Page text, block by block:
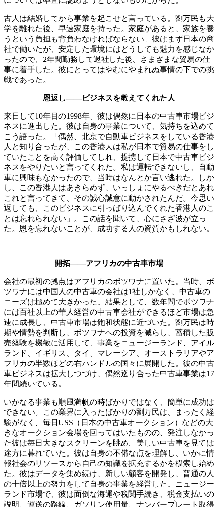
古人は結婚してから事業を起こせと言っている。劉万民も大
学を離れた後、早速家庭を持った。家庭があると、家族を養
うという負担も背負わなければならない。彼はまず日本の商
社で働いたが、安定した環境にはどうしても魅力を感じなか
ったので、2年間勤務して退社した後、さまざまな貿易の仕
事に着手した。彼にとってはやむにやまれぬ事情の下での挑
戦であった。
恩返し——ビジネスを教えてくれた人
来日して10年目の1998年、彼は偶然に日本の中古車市場ビジ
ネスに進出した。彼は自身の事業について、気持ちを込めて
こう語った。「偶然、北京で自動車ビジネスをしている香港
人と知り合ったが、この香港人は私が日本で貿易の仕事をし
ていたことを高く評価してしれ、提携して日本で中古車ビジ
ネスをやりたいと言ってくれた。私は運転できないし、自動
車に興味もなかったので、当時はなんとか言い逃れた。しか
し、この香港人はあきらめず、いっしょにやるべきだとあれ
これと言ってきて、その誠心誠意に動かされたんだ。今思い
返しても、このビジネスに引っばり込んでくれた香港人のこ
とは忘れられない」。この話を聞いて、心にさざ波が立っ
た。恩を忘れないことが、成功する人の資質かもしれない。
開拓——アフリカの中古車市場
会社の最初の拠点はアフリカのボツワナに置いた。当時、ボ
ツワナには中国人の中古車の会社は1社しかなく、中古車の
ニーズは極めて大きかった。結果として、数年間でボツワナ
には百社以上の華人経営の中古車会社ができるほど市場は急
速に成長し、中古車市場は飽和状態に近づいた。劉万民は時
期や情勢を判断し、ボツワナへの投資を減らし、蓄積した販
売経験を機敏に活用して、事業をニュージーランド、アイル
ランド、イギリス、タイ、マレーシア、オーストラリアやア
フリカの半数ほどの右ハンドルの国々に展開した。彼の中古
車ビジネスは拡大しつづけ、偶然巡り合った中古車事業は17
年間続いている。
いかなる事業も順風満帆の時ばかりではなく、簡単に成功は
できない。この業界に入ったばかりの劉万民は、まったく経
験がなく、毎日USS（日本の中古車オークション）などの大
きなオークション会場を回ってはいたものの、発注しなかっ
た彼は毎日大きなスクリーンを眺め、美しい中古車を見ては
途方に暮れていた。彼は自身の不備な点を理解し、いかに情
報社会のリソースから自己の知識を拡充するかを模索し始め
た。彼はデータを集め続け、新しい顧客を開発し、普通の人
の十倍以上の努力をして自身の事業を経営した。ニュージー
ランド市場で、彼は面倒な海運や税関手続き、税金支払いの
説明、運送の路線、ガソリン使用量、ナンバープレート取得